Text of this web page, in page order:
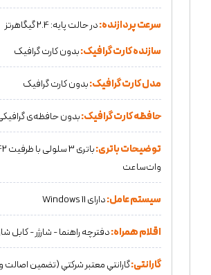
سرعت پردازنده:در حالت پایه: 2.4 گیگاهرتز
سازنده کارت گرافیک:بدون کارت گرافیک
مدل کارت گرافیک:بدون کارت گرافیک
حافظه کارت گرافیک:بدون حافظه‌ی
توضیحات باتری:
وات‌ساعت
سیستم عامل:دارای Windows 11
اقلام همراه:دفترچه راهنما - شارژر - کابل
گارانتی:گارانتي معتبر شركتي (تضمين